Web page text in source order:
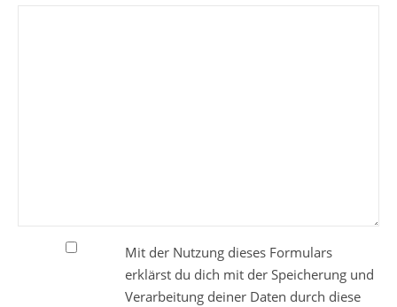
Mit der Nutzung dieses Formulars
erklärst du dich mit der Speicherung und
Verarbeitung deiner Daten durch diese